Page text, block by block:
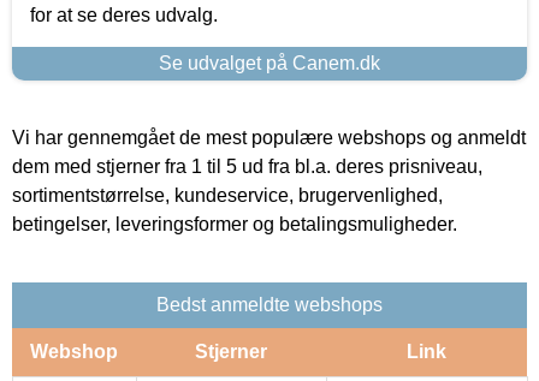
for at se deres udvalg.
Se udvalget på Canem.dk
Vi har gennemgået de mest populære webshops og anmeldt
dem med stjerner fra 1 til 5 ud fra bl.a. deres prisniveau,
sortimentstørrelse, kundeservice, brugervenlighed,
betingelser, leveringsformer og betalingsmuligheder.
Bedst anmeldte webshops
Webshop Stjerner Link